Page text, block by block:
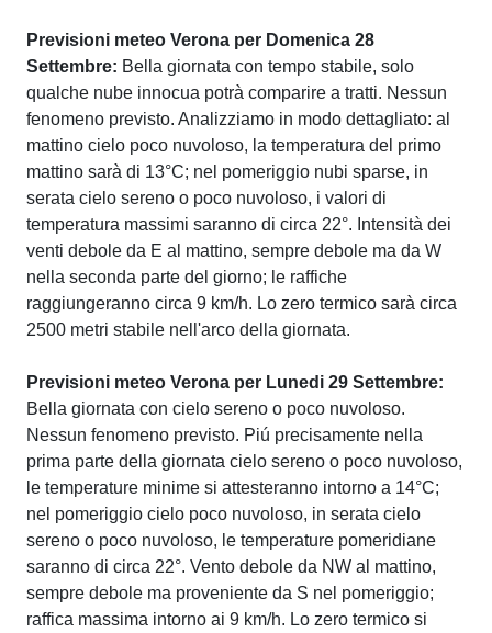
Previsioni meteo Verona per Domenica 28
Settembre: Bella giornata con tempo stabile, solo
qualche nube innocua potrà comparire a tratti. Nessun
fenomeno previsto. Analizziamo in modo dettagliato: al
mattino cielo poco nuvoloso, la temperatura del primo
mattino sarà di 13°C; nel pomeriggio nubi sparse, in
serata cielo sereno o poco nuvoloso, i valori di
temperatura massimi saranno di circa 22°. Intensità dei
venti debole da E al mattino, sempre debole ma da W
nella seconda parte del giorno; le raffiche
raggiungeranno circa 9 km/h. Lo zero termico sarà circa
2500 metri stabile nell'arco della giornata.
Previsioni meteo Verona per Lunedi 29 Settembre:
Bella giornata con cielo sereno o poco nuvoloso.
Nessun fenomeno previsto. Piú precisamente nella
prima parte della giornata cielo sereno o poco nuvoloso,
le temperature minime si attesteranno intorno a 14°C;
nel pomeriggio cielo poco nuvoloso, in serata cielo
sereno o poco nuvoloso, le temperature pomeridiane
saranno di circa 22°. Vento debole da NW al mattino,
sempre debole ma proveniente da S nel pomeriggio;
raffica massima intorno ai 9 km/h. Lo zero termico si